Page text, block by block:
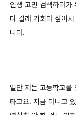
인생 고민 검색하다가
다 길래 기회다 싶어
니다.
일단 저는 고등학교를
타고요. 지금 다니고